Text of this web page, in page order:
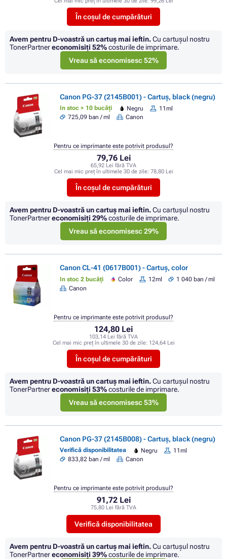
În coșul de cumpărături
Avem pentru D-voastră un cartuș mai ieftin.Cu cartuşul nostru
TonerPartnereconomisiţi 52%costurile de imprimare.
Vreau să economisesc 52%
Canon PG-37 (2145B001) - Cartuș, black (negru)
In stoc > 10 bucăți Negru
11ml
725,09 ban / ml
Canon
79,76 Lei
65,92 Lei fără TVA
Cel mai mic preț în ultimele 30 de zile: 78,80 Lei
În coșul de cumpărături
Pentru ce imprimante este potrivit produsul?
Avem pentru D-voastră un cartuș mai ieftin.Cu cartuşul nostru
TonerPartnereconomisiţi 29%costurile de imprimare.
Vreau să economisesc 29%
Canon CL-41 (0617B001) - Cartuș, color
In stoc 2 bucăți Color 12ml
1 040 ban / ml
Canon
124,80 Lei
103,14 Lei fără TVA
Cel mai mic preț în ultimele 30 de zile: 124,64 Lei
În coșul de cumpărături
Pentru ce imprimante este potrivit produsul?
Avem pentru D-voastră un cartuș mai ieftin.Cu cartuşul nostru
TonerPartnereconomisiţi 53%costurile de imprimare.
Vreau să economisesc 53%
Canon PG-37 (2145B008) - Cartuș, black (negru)
Verifică disponibilitatea Negru
11ml
833,82 ban / ml
Canon
91,72 Lei
75,80 Lei fără TVA
Verifică disponibilitatea
Pentru ce imprimante este potrivit produsul?
Avem pentru D-voastră un cartuș mai ieftin.Cu cartuşul nostru
TonerPartnereconomisiţi 39%costurile de imprimare.